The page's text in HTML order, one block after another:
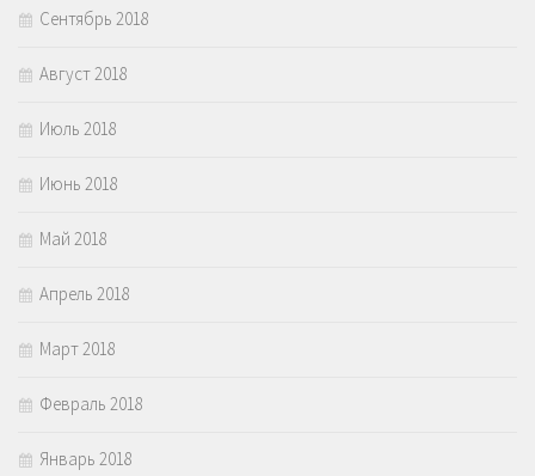
Сентябрь 2018
Август 2018
Июль 2018
Июнь 2018
Май 2018
Апрель 2018
Март 2018
Февраль 2018
Январь 2018